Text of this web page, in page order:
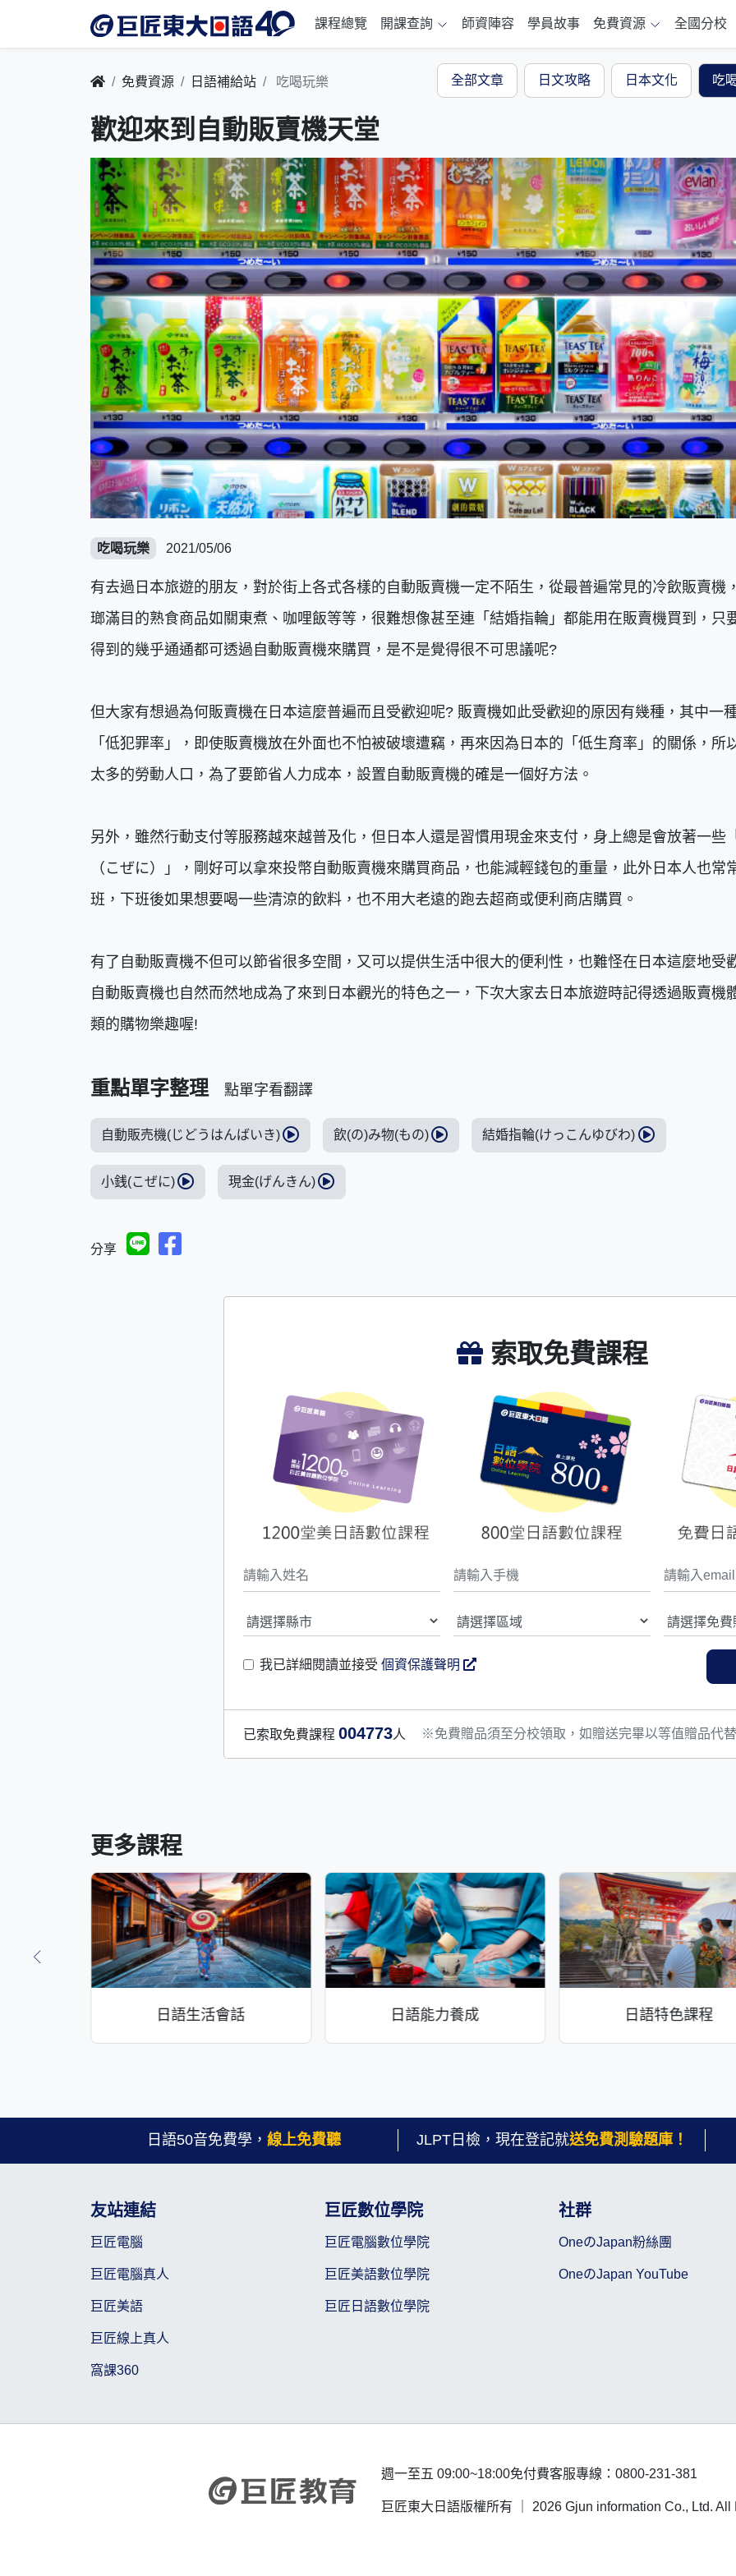
課程總覽 開課查詢 師資陣容 學員故事 免費資源 全國分校
免費資源 日語補給站 吃喝玩樂 全部文章 日文攻略 日本文化 吃
歡迎來到自動販賣機天堂
吃喝玩樂 2021/05/06
有去過日本旅遊的朋友，對於街上各式各樣的自動販賣機一定不陌生，從最普遍常見的冷飲販賣機
瑯滿目的熟食商品如關東煮、咖哩飯等等，很難想像甚至連「結婚指輪」都能用在販賣機買到，只
得到的幾乎通通都可透過自動販賣機來購買，是不是覺得很不可思議呢?
但大家有想過為何販賣機在日本這麼普遍而且受歡迎呢? 販賣機如此受歡迎的原因有幾種，其中一
「低犯罪率」，即使販賣機放在外面也不怕被破壞遭竊，再來因為日本的「低生育率」的關係，所
太多的勞動人口，為了要節省人力成本，設置自動販賣機的確是一個好方法。
另外，雖然行動支付等服務越來越普及化，但日本人還是習慣用現金來支付，身上總是會放著一些
（こぜに）」，剛好可以拿來投幣自動販賣機來購買商品，也能減輕錢包的重量，此外日本人也常
班，下班後如果想要喝一些清涼的飲料，也不用大老遠的跑去超商或便利商店購買。
有了自動販賣機不但可以節省很多空間，又可以提供生活中很大的便利性，也難怪在日本這麼地受
自動販賣機也自然而然地成為了來到日本觀光的特色之一，下次大家去日本旅遊時記得透過販賣機
類的購物樂趣喔!
重點單字整理 點單字看翻譯
自動販売機(じどうはんばいき) 飲(の)み物(もの) 結婚指輪(けっこんゆびわ)
小銭(こぜに) 現金(げんきん)
分享
索取免費課程
我已詳細閱讀並接受 個資保護聲明
已索取免費課程 004773人 ※免費贈品須至分校領取，如贈送完畢以等值贈品代
更多課程
日語生活會話 日語能力養成 日語特色課程
日語50音免費學， 線上免費聽 JLPT日檢，現在登記就送免費測驗題庫！
友站連結
巨匠電腦
巨匠電腦真人
巨匠美語
巨匠線上真人
窩課360
巨匠數位學院
巨匠電腦數位學院
巨匠美語數位學院
巨匠日語數位學院
社群
OneのJapan粉絲團
OneのJapan YouTube
週一至五 09:00~18:00免付費客服專線：0800-231-381
巨匠東大日語版權所有 ｜ 2026 Gjun information Co., Ltd.